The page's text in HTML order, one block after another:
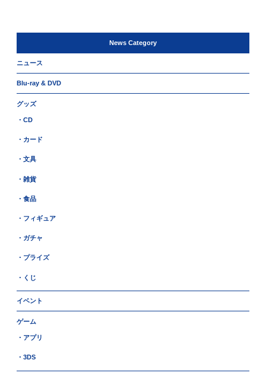
News Category
ニュース
Blu-ray & DVD
グッズ
・CD
・カード
・文具
・雑貨
・食品
・フィギュア
・ガチャ
・プライズ
・くじ
イベント
ゲーム
・アプリ
・3DS